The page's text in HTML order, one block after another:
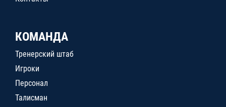
КОМАНДА
Тренерский штаб
Игроки
Персонал
Талисман